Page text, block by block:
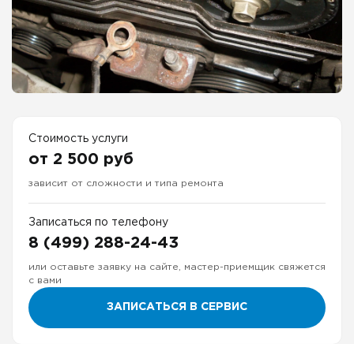
Стоимость услуги
от 2 500 руб
зависит от сложности и типа ремонта
Записаться по телефону
8 (499) 288-24-43
или оставьте заявку на сайте, мастер-приемщик свяжется
с вами
ЗАПИСАТЬСЯ В СЕРВИС